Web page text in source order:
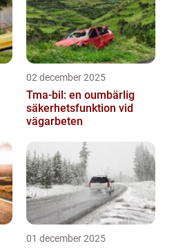
02 december 2025
Tma-bil: en oumbärlig
säkerhetsfunktion vid
vägarbeten
01 december 2025